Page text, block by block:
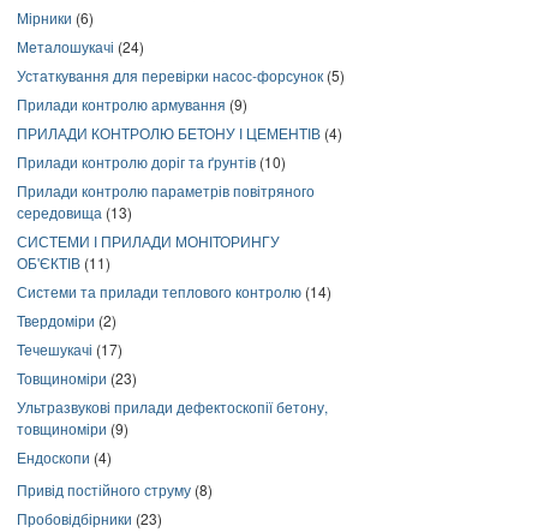
Мірники (6)
Металошукачі (24)
Устаткування для перевірки насос-форсунок (5)
Прилади контролю армування (9)
ПРИЛАДИ КОНТРОЛЮ БЕТОНУ І ЦЕМЕНТІВ (4)
Прилади контролю доріг та ґрунтів (10)
Прилади контролю параметрів повітряного
середовища (13)
СИСТЕМИ І ПРИЛАДИ МОНІТОРИНГУ
ОБ'ЄКТІВ (11)
Системи та прилади теплового контролю (14)
Твердоміри (2)
Течешукачі (17)
Товщиноміри (23)
Ультразвукові прилади дефектоскопії бетону,
товщиноміри (9)
Ендоскопи (4)
Привід постійного струму (8)
Пробовідбірники (23)